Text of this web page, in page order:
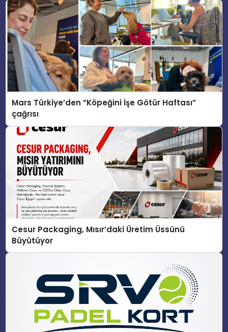
Mars Türkiye’den “Köpeğini İşe Götür Haftası”
çağrısı
Cesur Packaging, Mısır’daki Üretim Üssünü
Büyütüyor